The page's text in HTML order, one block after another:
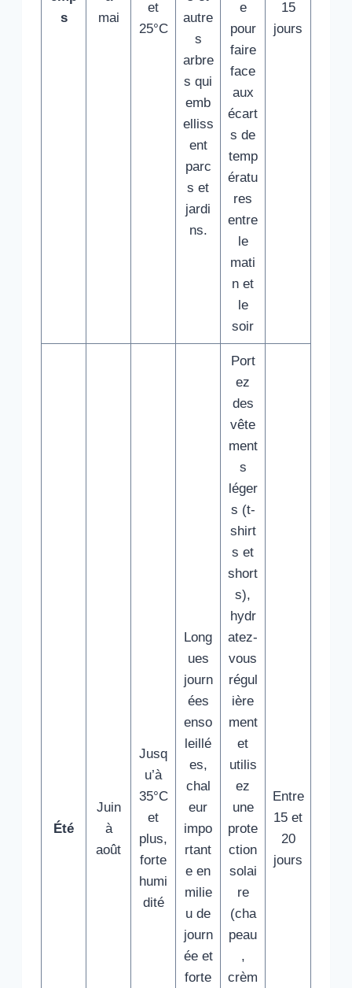
s
mai
et
25°C
autre
s
arbre
s qui
emb
elliss
ent
parc
s et
jardi
ns.
e
pour
faire
face
aux
écart
s de
temp
ératu
res
entre
le
mati
n et
le
soir
15
jours
Été
Juin
à
août
Jusq
u’à
35°C
et
plus,
forte
humi
dité
Long
ues
journ
ées
enso
leillé
es,
chal
eur
impo
rtant
e en
milie
u de
journ
ée et
forte
Port
ez
des
vête
ment
s
léger
s (t-
shirt
s et
short
s),
hydr
atez-
vous
régul
ière
ment
et
utilis
ez
une
prote
ction
solai
re
(cha
peau
,
crèm
Entre
15 et
20
jours